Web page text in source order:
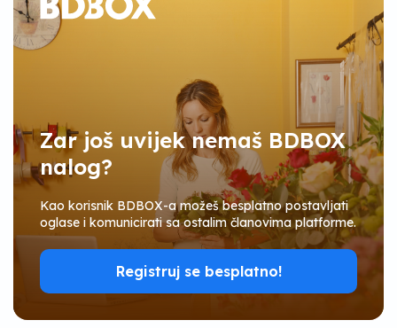
Zar još uvijek nemaš BDBOX
nalog?
Kao korisnik BDBOX-a možeš besplatno postavljati
oglase i komunicirati sa ostalim članovima platforme.
Registruj se besplatno!